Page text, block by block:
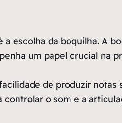
escolha da boquilha. A
um papel crucial na
de produzir
o som e a